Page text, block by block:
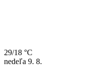
29/18 °C
nedeľa 9. 8.